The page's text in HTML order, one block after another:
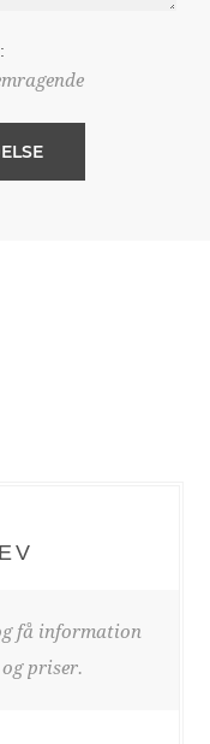
få information
priser.